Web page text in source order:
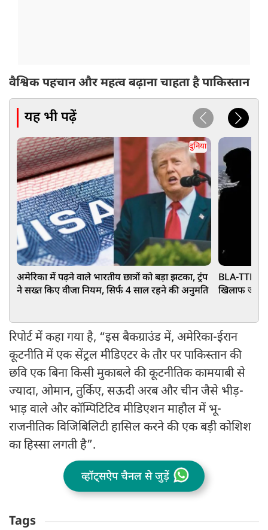
वैश्विक पहचान और महत्व बढ़ाना चाहता है पाकिस्तान
यह भी पढ़ें
दुनिया
अमेरिका में पढ़ने वाले भारतीय छात्रों को बड़ा झटका, ट्रंप
ने सख्त किए वीजा नियम, सिर्फ 4 साल रहने की अनुमति
BLA-TTP ने
खिलाफ जंग
रिपोर्ट में कहा गया है, “इस बैकग्राउंड में, अमेरिका-ईरान
कूटनीति में एक सेंट्रल मीडिएटर के तौर पर पाकिस्तान की
छवि एक बिना किसी मुकाबले की कूटनीतिक कामयाबी से
ज्यादा, ओमान, तुर्किए, सऊदी अरब और चीन जैसे भीड़-
भाड़ वाले और कॉम्पिटिटिव मीडिएशन माहौल में भू-
राजनीतिक विजिबिलिटी हासिल करने की एक बड़ी कोशिश
का हिस्सा लगती है”.
व्हॉट्सऐप चैनल से जुड़ें
Tags